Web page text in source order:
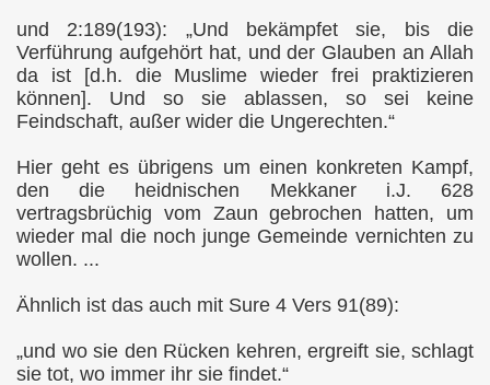
und 2:189(193): „Und bekämpfet sie, bis die
Verführung aufgehört hat, und der Glauben an Allah
da ist [d.h. die Muslime wieder frei praktizieren
können]. Und so sie ablassen, so sei keine
Feindschaft, außer wider die Ungerechten.“
Hier geht es übrigens um einen konkreten Kampf,
den die heidnischen Mekkaner i.J. 628
vertragsbrüchig vom Zaun gebrochen hatten, um
wieder mal die noch junge Gemeinde vernichten zu
wollen. ...
Ähnlich ist das auch mit Sure 4 Vers 91(89):
„und wo sie den Rücken kehren, ergreift sie, schlagt
sie tot, wo immer ihr sie findet.“
und Lobpreisungen